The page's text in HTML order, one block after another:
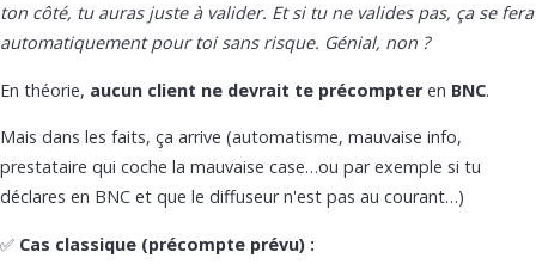
ton côté, tu auras juste à valider. Et si tu ne valides pas, ça se fera
automatiquement pour toi sans risque. Génial, non ?
En théorie, aucun client ne devrait te précompter en BNC.
Mais dans les faits, ça arrive (automatisme, mauvaise info,
prestataire qui coche la mauvaise case…ou par exemple si tu
déclares en BNC et que le diffuseur n'est pas au courant…)
✅ Cas classique (précompte prévu) :